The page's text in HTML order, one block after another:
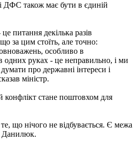
ДФС також має бути в єдиній
питання декілька разів
за цим стоїть, але точно:
особливо в
одних руках - це неправильно, і ми
про державні інтереси і
міністр.
конфлікт стане поштовхом для
що нічого не відбувається. Є межа
Данилюк.